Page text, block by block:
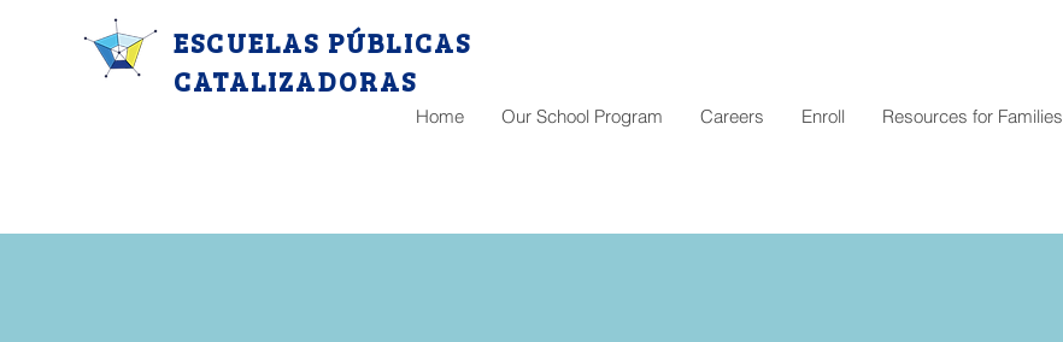
ESCUELAS PÚBLICAS
CATALIZADORAS
Home Our School Program Careers Enroll Resources for Families